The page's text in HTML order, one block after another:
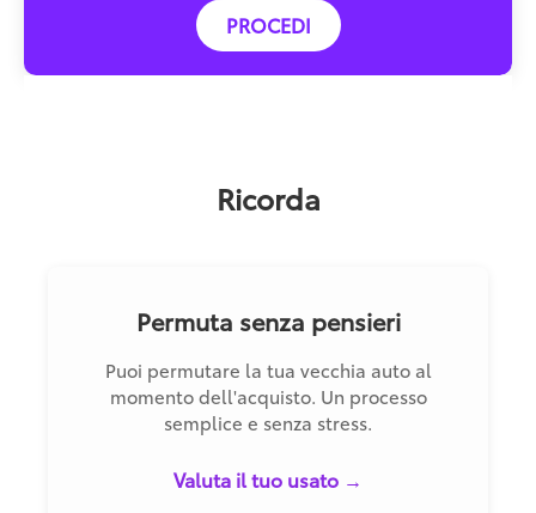
PROCEDI
Ricorda
Permuta senza pensieri
Puoi permutare la tua vecchia auto al
momento dell'acquisto. Un processo
semplice e senza stress.
Valuta il tuo usato →